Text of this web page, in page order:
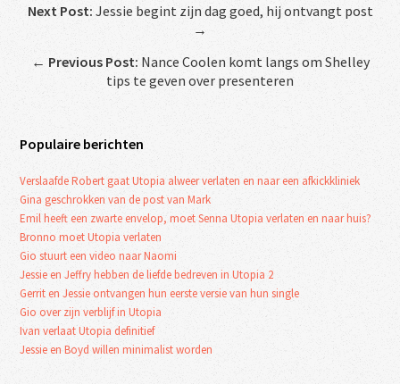
Next Post: Jessie begint zijn dag goed, hij ontvangt post
→
← Previous Post: Nance Coolen komt langs om Shelley
tips te geven over presenteren
Populaire berichten
Verslaafde Robert gaat Utopia alweer verlaten en naar een afkickkliniek
Gina geschrokken van de post van Mark
Emil heeft een zwarte envelop, moet Senna Utopia verlaten en naar huis?
Bronno moet Utopia verlaten
Gio stuurt een video naar Naomi
Jessie en Jeffry hebben de liefde bedreven in Utopia 2
Gerrit en Jessie ontvangen hun eerste versie van hun single
Gio over zijn verblijf in Utopia
Ivan verlaat Utopia definitief
Jessie en Boyd willen minimalist worden